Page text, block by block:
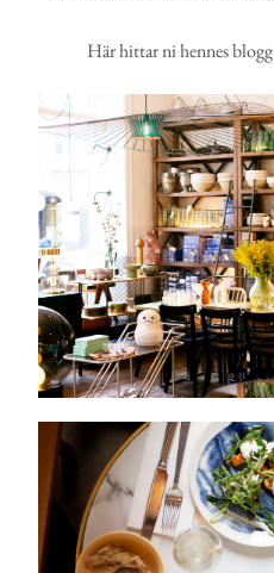
Här hittar ni hennes blogg